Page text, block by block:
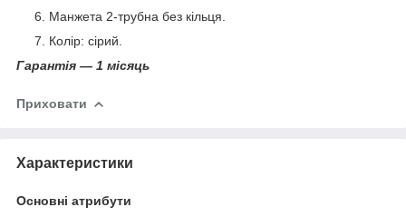
Манжета 2-трубна без кільця.
Колір: сірий.
Гарантія — 1 місяць
Приховати
Характеристики
Основні атрибути